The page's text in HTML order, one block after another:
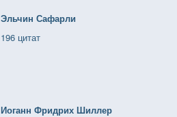
Эльчин Сафарли
196 цитат
Иоганн Фридрих Шиллер